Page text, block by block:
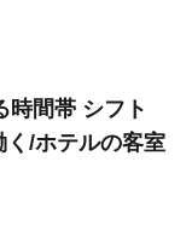
時間帯 シフト
/ホテルの客室